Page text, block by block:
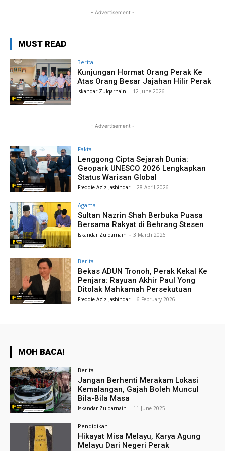
- Advertisement -
MUST READ
Berita
Kunjungan Hormat Orang Perak Ke
Atas Orang Besar Jajahan Hilir Perak
Iskandar Zulqarnain - 12 June 2026
- Advertisement -
Fakta
Lenggong Cipta Sejarah Dunia:
Geopark UNESCO 2026 Lengkapkan
Status Warisan Global
Freddie Aziz Jasbindar - 28 April 2026
Agama
Sultan Nazrin Shah Berbuka Puasa
Bersama Rakyat di Behrang Stesen
Iskandar Zulqarnain - 3 March 2026
Berita
Bekas ADUN Tronoh, Perak Kekal Ke
Penjara: Rayuan Akhir Paul Yong
Ditolak Mahkamah Persekutuan
Freddie Aziz Jasbindar - 6 February 2026
MOH BACA!
Berita
Jangan Berhenti Merakam Lokasi
Kemalangan, Gajah Boleh Muncul
Bila-Bila Masa
Iskandar Zulqarnain - 11 June 2025
Pendidikan
Hikayat Misa Melayu, Karya Agung
Melayu Dari Negeri Perak